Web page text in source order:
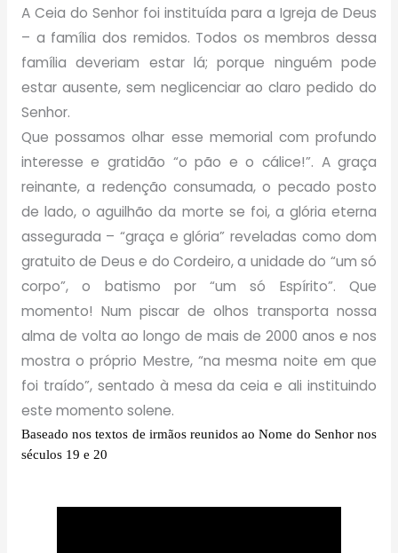
A Ceia do Senhor foi instituída para a Igreja de Deus
– a família dos remidos. Todos os membros dessa
família deveriam estar lá; porque ninguém pode
estar ausente, sem neglicenciar ao claro pedido do
Senhor.
Que possamos olhar esse memorial com profundo
interesse e gratidão “o pão e o cálice!”. A graça
reinante, a redenção consumada, o pecado posto
de lado, o aguilhão da morte se foi, a glória eterna
assegurada – “graça e glória” reveladas como dom
gratuito de Deus e do Cordeiro, a unidade do “um só
corpo”, o batismo por “um só Espírito”. Que
momento! Num piscar de olhos transporta nossa
alma de volta ao longo de mais de 2000 anos e nos
mostra o próprio Mestre, “na mesma noite em que
foi traído”, sentado à mesa da ceia e ali instituindo
este momento solene.
Baseado nos textos de irmãos reunidos ao Nome do Senhor nos
séculos 19 e 20